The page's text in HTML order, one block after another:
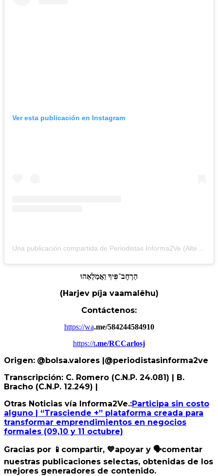
Ver esta publicación en Instagram
הַרְחֶב־פִּיךָ וַאֲמַלְאֵהוּ
(Harjev píja vaamalêhu)
Contáctenos:
https://wa.me/584244584910
https://t.me/RCCarlosj
Origen: @bolsa.valores |@periodistasinforma2ve
Transcripción: C. Romero (C.N.P. 24.081) | B.
Bracho (C.N.P. 12.249) |
Otras Noticias vía Informa2Ve.:Participa sin costo
alguno | “Trasciende +” plataforma creada para
transformar emprendimientos en negocios
formales (09,10 y 11 octubre)
Gracias por 📱 compartir, 💙apoyar y 🗣️comentar
nuestras publicaciones selectas, obtenidas de los
mejores generadores de contenido.